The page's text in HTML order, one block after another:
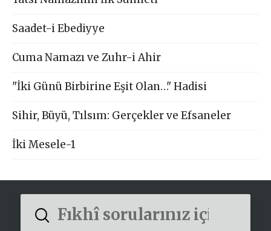
Saadet-i Ebediyye
Cuma Namazı ve Zuhr-i Ahir
"İki Günü Birbirine Eşit Olan…" Hadisi
Sihir, Büyü, Tılsım: Gerçekler ve Efsaneler
İki Mesele-1
Submit